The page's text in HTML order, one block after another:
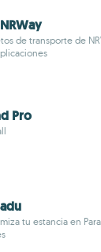
de transporte de
Pro
tu estancia en